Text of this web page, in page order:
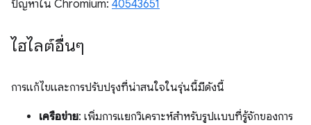
ปัญหาใน Chromium: 40543651
ไฮไลต์อื่นๆ
การแก้ไขและการปรับปรุงที่น่าสนใจในรุ่นนี้มีดังนี้
เครือข่าย: เพิ่มการแยกวิเคราะห์สำหรับรูปแบบที่รู้จักของการ